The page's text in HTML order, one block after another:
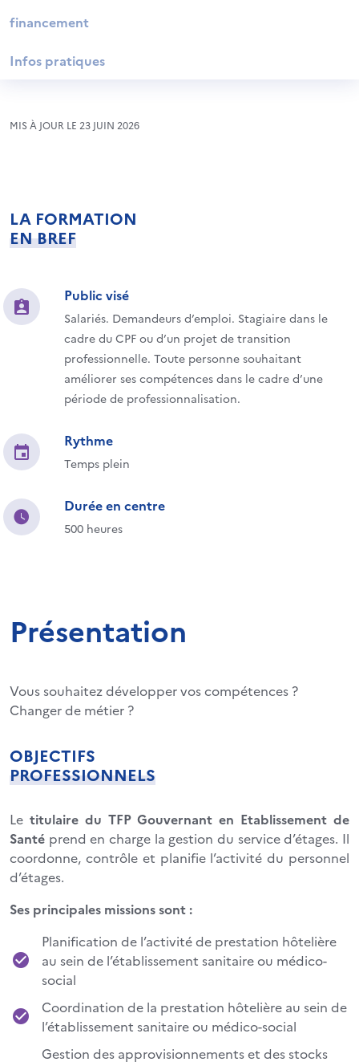
financement
Infos pratiques
MIS À JOUR LE 23 JUIN 2026
LA FORMATION
EN BREF
Public visé
Salariés. Demandeurs d’emploi. Stagiaire dans le
cadre du CPF ou d’un projet de transition
professionnelle. Toute personne souhaitant
améliorer ses compétences dans le cadre d’une
période de professionnalisation.
Rythme
Temps plein
Durée en centre
500 heures
Présentation
Vous souhaitez développer vos compétences ?
Changer de métier ?
OBJECTIFS
PROFESSIONNELS
Le titulaire du TFPGouvernant en Etablissement de
Santé prend en charge la gestion du service d’étages. Il
coordonne, contrôle et planifie l’activité du personnel
d’étages.
Ses principales missions sont :
Planification de l’activité de prestation hôtelière
au sein de l’établissement sanitaire ou médico-
social
Coordination de la prestation hôtelière au sein de
l’établissement sanitaire ou médico-social
Gestion des approvisionnements et des stocks